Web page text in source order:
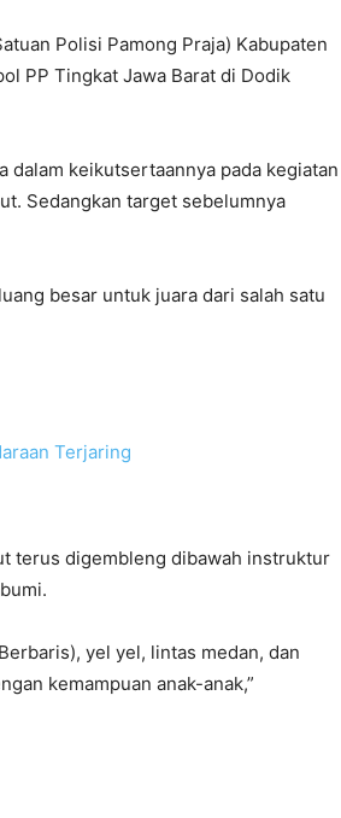
Polisi Pamong Praja) Kabupaten
PP Tingkat Jawa Barat di Dodik
dalam keikutsertaannya pada kegiatan
Sedangkan target sebelumnya
besar untuk juara dari salah satu
Terjaring
terus digembleng dibawah instruktur
yel yel, lintas medan, dan
kemampuan anak-anak,”